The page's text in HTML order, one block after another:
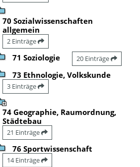
70 Sozialwissenschaften
allgemein
2 Einträge
71 Soziologie 20 Einträge
73 Ethnologie, Volkskunde
3 Einträge
74 Geographie, Raumordnung,
Städtebau
21 Einträge
76 Sportwissenschaft
14 Einträge